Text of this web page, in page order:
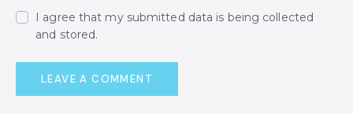
I agree that my submitted data is being collected
and stored.